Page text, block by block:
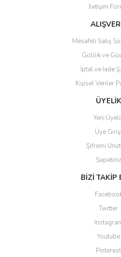
Ürün fiyatı diğer sitelerden daha
Bu ürüne benzer farklı alternatifler
Gönder
İletişim
Mesafeli Satış
Gizlilik ve
İptal ve İade
Kişisel Veriler
ÜYELİK
Yeni
Üye Girişi
Şifremi
Sepetiniz
BİZİ TAKİP
Twitter
Youtube
Pinterest